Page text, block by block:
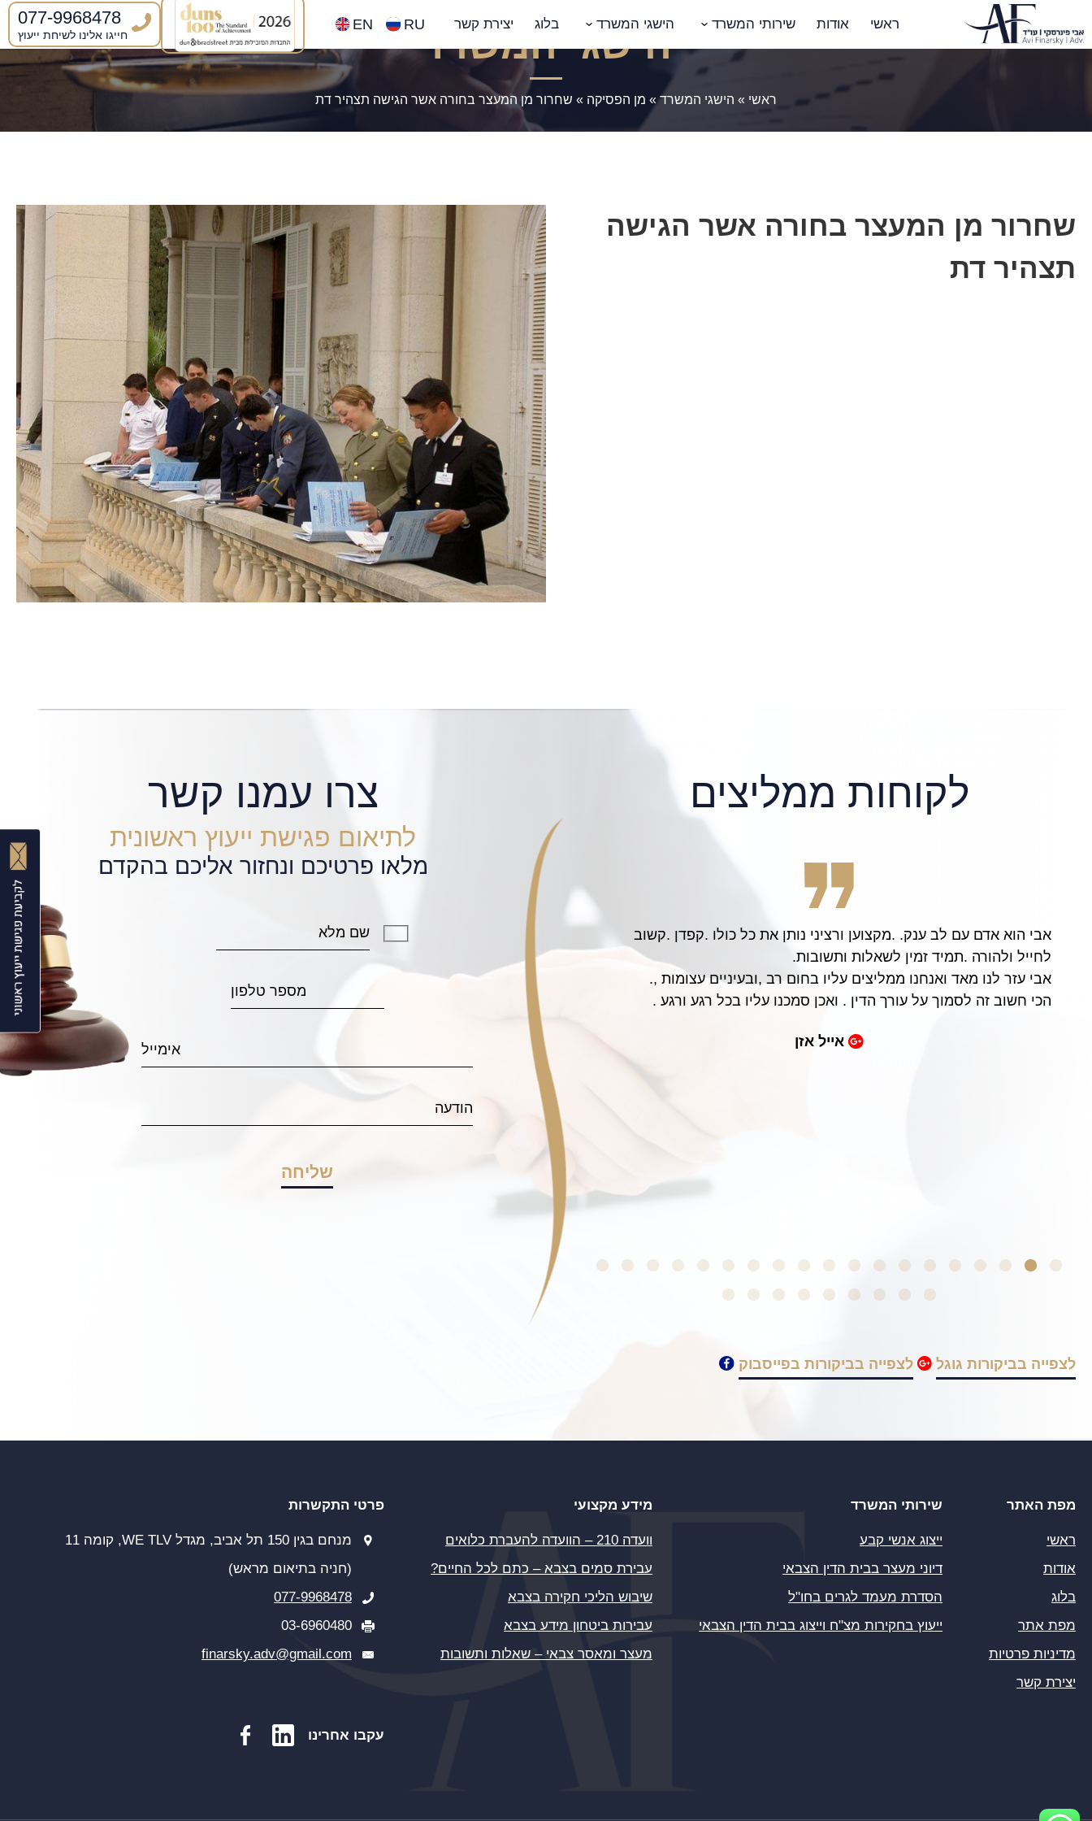
ראשי אודות שירותי המשרד הישגי המשרד בלוג יצירת קשר RU
EN
077-9968478
חייגו אלינו לשיחת ייעוץ הישגי המשרד
ראשי » הישגי המשרד» מן הפסיקה » שחרור מן המעצר בחורה אשר הגישה תצהיר דת
שחרור מן המעצר בחורה אשר הגישה
תצהיר דת
לקוחות ממליצים
אבי הוא אדם עם לב ענק. .מקצוען ורציני נותן את כל כולו .קפדן .קשוב
לחייל ולהורה .תמיד זמין לשאלות ותשובות.
אבי עזר לנו מאד ואנחנו ממליצים עליו בחום רב ,ובעיניים עצומות ,.
הכי חשוב זה לסמוך על עורך הדין . ואכן סמכנו עליו בכל רגע ורגע .
אייל אזן
Thanks to the wonderful, patient, and hard working services
and my beloved friends and family, without an issue from the army!
He has represented me successfully and has done an great service
for my family, thus allowing me to continue my educational pursuits
I highly recommend him for anyone going through a similar dilemma.
Daniel F
לצפייה בביקורות גוגל לצפייה בביקורות בפייסבוק
צרו עמנו קשר
לתיאום פגישת ייעוץ ראשונית
מלאו פרטיכם ונחזור אליכם בהקדם
מפת האתר
ראשי
אודות
בלוג
מפת אתר
מדיניות פרטיות
יצירת קשר
שירותי המשרד
ייצוג אנשי קבע
דיוני מעצר בבית הדין הצבאי
הסדרת מעמד לגרים בחו"ל
ייעוץ בחקירות מצ"ח וייצוג בבית הדין הצבאי
מידע מקצועי
וועדה 210 – הוועדה להעברת כלואים
עבירת סמים בצבא – כתם לכל החיים?
שיבוש הליכי חקירה בצבא
עבירות ביטחון מידע בצבא
מעצר ומאסר צבאי – שאלות ותשובות
פרטי התקשרות
מנחם בגין 150 תל אביב, מגדל WE TLV, קומה 11
(חניה בתיאום מראש)
077-9968478
03-6960480
finarsky.adv@gmail.com
עקבו אחרינו